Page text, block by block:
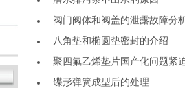
阀门阀体和阀盖的泄露故障分
八角垫和椭圆垫密封的介绍
聚四氟乙烯垫片国产化问题紧
碟形弹簧成型后的处理